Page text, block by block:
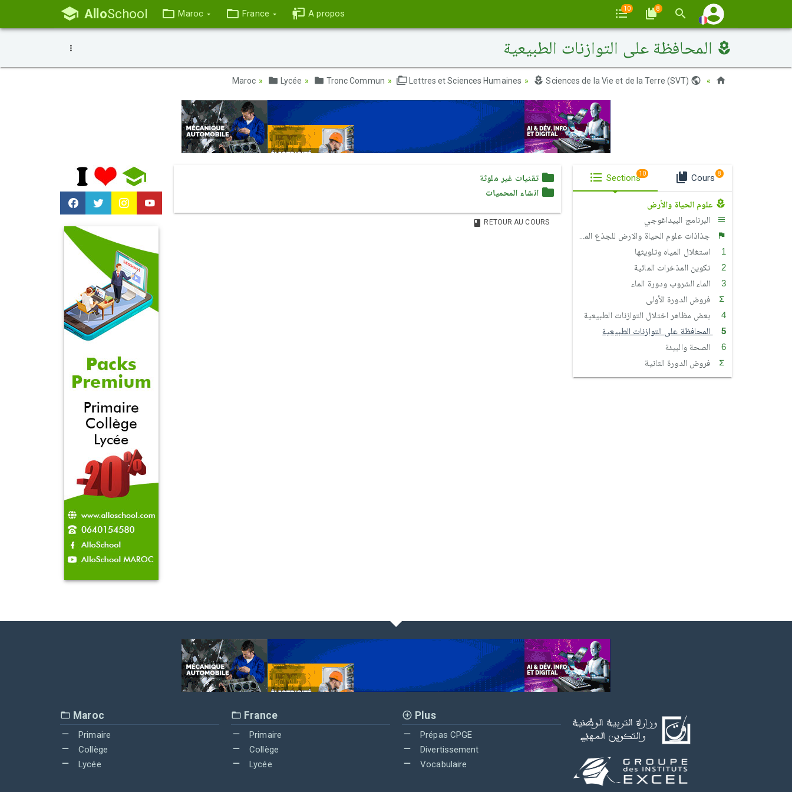
AlloSchool Maroc France A propos 10 8
المحافظة على التوازنات الطبيعية
Lycée Tronc Commun Lettres et Sciences Humaines Sciences de la Vie et de la Terre (SVT)
تقنيات غير ملوثة
انشاء المحميات
RETOUR AU COURS
Sections10 Cours 8
علوم الحياة والأرض
البرنامج البيداغوجي
جذاذات علوم الحياة والارض للجذع المشترك آداب وعلوم إنسانية
استغلال المياه وتلويثها
تكوين المذخرات المائية
الماء الشروب ودورة الماء
فروض الدورة الأولى
بعض مظاهر اختلال التوازنات الطبيعية
المحافظة على التوازنات الطبيعية
الصحة والبيئة
فروض الدورة الثانية
Maroc
Primaire
Collège
Lycée
France
Primaire
Collège
Lycée
Plus
Prépas CPGE
Divertissement
Vocabulaire